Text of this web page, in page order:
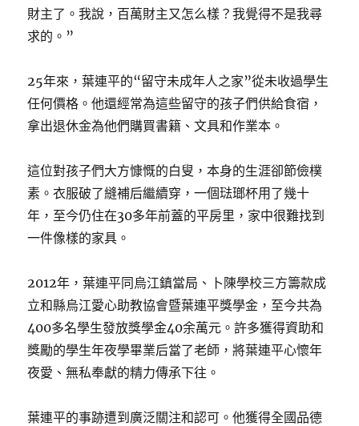
財主了。我說，百萬財主又怎么樣？我覺得不是我尋
求的。”
25年來，葉連平的“留守未成年人之家”從未收過學生
任何價格。他還經常為這些留守的孩子們供給食宿，
拿出退休金為他們購買書籍、文具和作業本。
這位對孩子們大方慷慨的白叟，本身的生涯卻節儉樸
素。衣服破了縫補后繼續穿，一個琺瑯杯用了幾十
年，至今仍住在30多年前蓋的平房里，家中很難找到
一件像樣的家具。
2012年，葉連平同烏江鎮當局、卜陳學校三方籌款成
立和縣烏江愛心助教協會暨葉連平獎學金，至今共為
400多名學生發放獎學金40余萬元。許多獲得資助和
獎勵的學生年夜學畢業后當了老師，將葉連平心懷年
夜愛、無私奉獻的精力傳承下往。
葉連平的事跡遭到廣泛關注和認可。他獲得全國品德